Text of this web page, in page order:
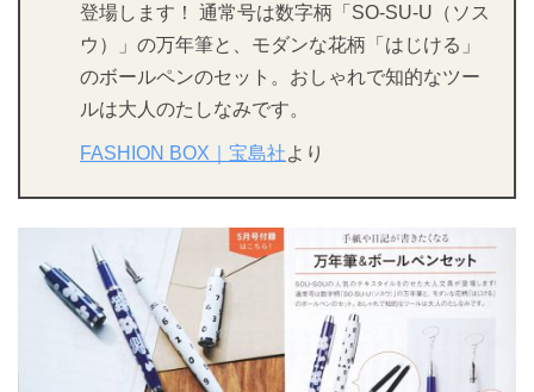
登場します！ 通常号は数字柄「SO-SU-U（ソス
ウ）」の万年筆と、モダンな花柄「はじける」
のボールペンのセット。おしゃれで知的なツー
ルは大人のたしなみです。
FASHION BOX｜宝島社より